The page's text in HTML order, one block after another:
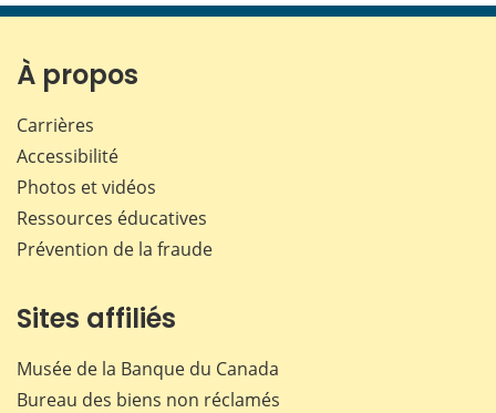
page page page page
À propos
Carrières
Accessibilité
Photos et vidéos
Ressources éducatives
Prévention de la fraude
Sites affiliés
Musée de la Banque du Canada
Bureau des biens non réclamés